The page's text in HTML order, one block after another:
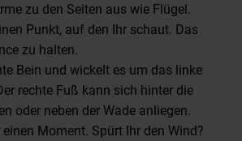
zu den Seiten aus wie Flügel.
Punkt, auf den Ihr schaut. Das
zu halten.
Bein und wickelt es um das linke
rechte Fuß kann sich hinter die
oder neben der Wade anliegen.
Moment. Spürt Ihr den Wind?